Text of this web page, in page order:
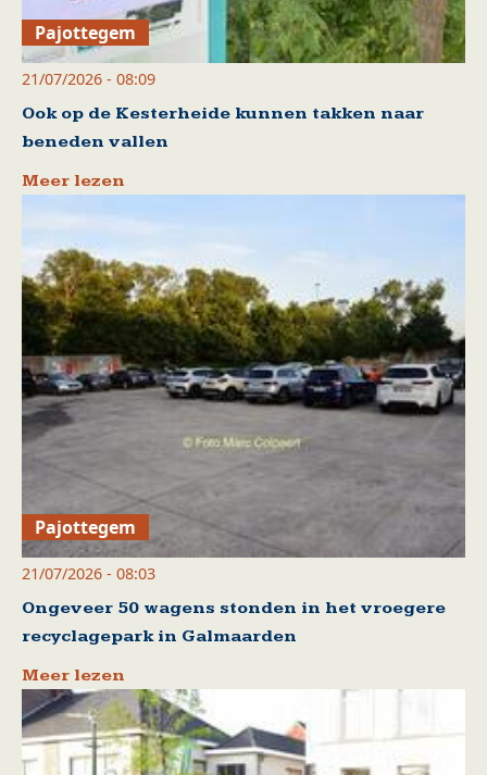
Pajottegem
21/07/2026 - 08:09
Ook op de Kesterheide kunnen takken naar
beneden vallen
Meer lezen
Pajottegem
21/07/2026 - 08:03
Ongeveer 50 wagens stonden in het vroegere
recyclagepark in Galmaarden
Meer lezen